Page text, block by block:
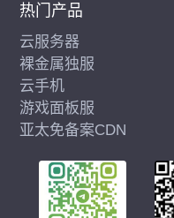
热门产品
云服务器
裸金属独服
云手机
游戏面板服
亚太免备案CDN